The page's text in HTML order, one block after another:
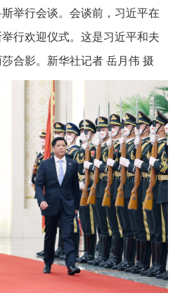
举行会谈。会谈前，习近平在
行欢迎仪式。这是习近平和夫
合影。新华社记者 岳月伟 摄